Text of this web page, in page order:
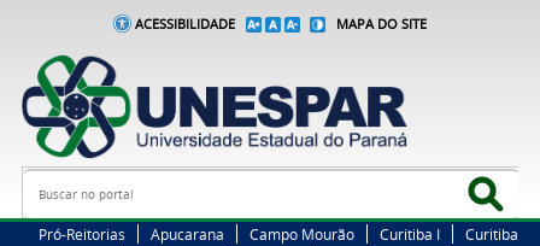
ACESSIBILIDADE MAPA DO SITE
Busca
Pró-Reitorias Apucarana Campo Mourão Curitiba I
Curitiba